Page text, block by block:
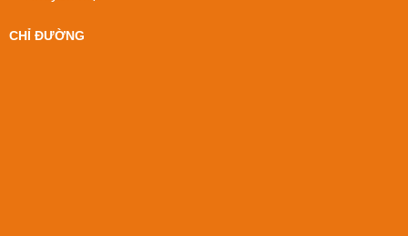
CHỈ ĐƯỜNG